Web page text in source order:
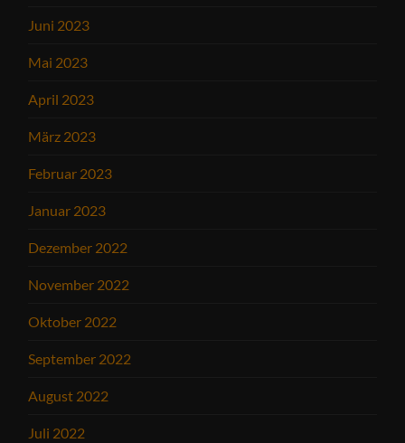
Juni 2023
Mai 2023
April 2023
März 2023
Februar 2023
Januar 2023
Dezember 2022
November 2022
Oktober 2022
September 2022
August 2022
Juli 2022